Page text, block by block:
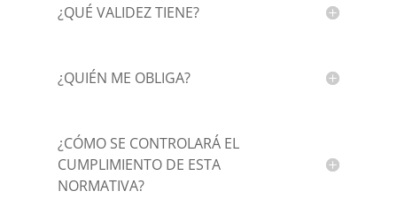
¿QUÉ VALIDEZ TIENE?
¿QUIÉN ME OBLIGA?
¿CÓMO SE CONTROLARÁ EL
CUMPLIMIENTO DE ESTA
NORMATIVA?